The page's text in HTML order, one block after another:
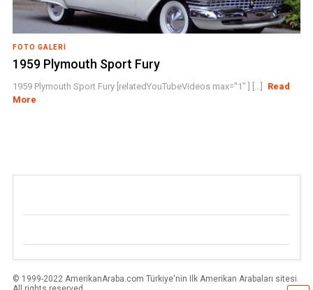
FOTO GALERI
1959 Plymouth Sport Fury
1959 Plymouth Sport Fury [relatedYouTubeVideos max="1" ] [...]
Read
More
© 1999-2022 AmerikanAraba.com Türkiye'nin Ilk Amerikan Arabaları sitesi.